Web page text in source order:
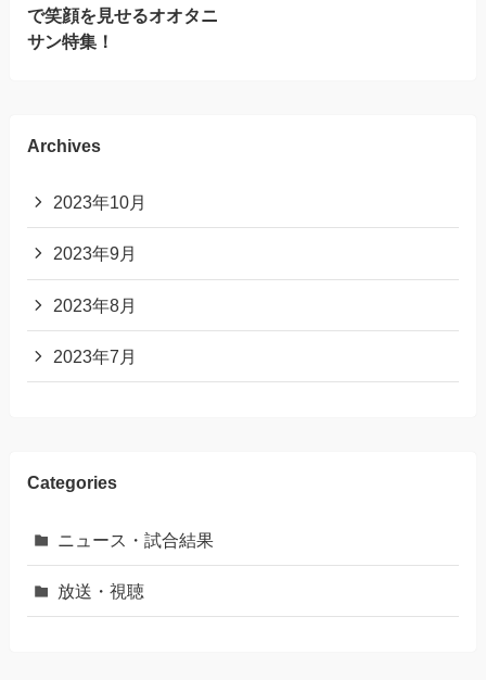
で笑顔を見せるオオタニ
サン特集！
Archives
2023年10月
2023年9月
2023年8月
2023年7月
Categories
ニュース・試合結果
放送・視聴